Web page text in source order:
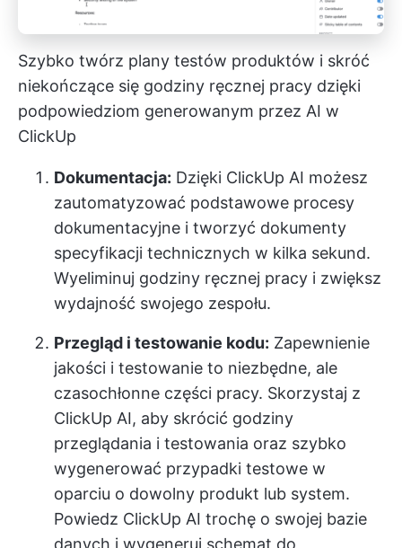
Szybko twórz plany testów produktów i skróć
niekończące się godziny ręcznej pracy dzięki
podpowiedziom generowanym przez AI w
ClickUp
Dokumentacja: Dzięki ClickUp AI możesz
zautomatyzować podstawowe procesy
dokumentacyjne i tworzyć dokumenty
specyfikacji technicznych w kilka sekund.
Wyeliminuj godziny ręcznej pracy i zwiększ
wydajność swojego zespołu.
Przegląd i testowanie kodu: Zapewnienie
jakości i testowanie to niezbędne, ale
czasochłonne części pracy. Skorzystaj z
ClickUp AI, aby skrócić godziny
przeglądania i testowania oraz szybko
wygenerować przypadki testowe w
oparciu o dowolny produkt lub system.
Powiedz ClickUp AI trochę o swojej bazie
danych i wygeneruj schemat do